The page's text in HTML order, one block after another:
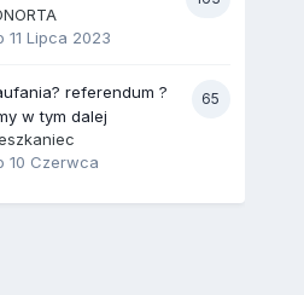
11 Lipca 2023
65
referendum ?
w tym dalej
10 Czerwca